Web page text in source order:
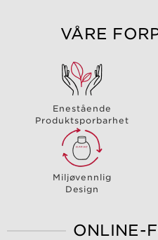
VÅRE
Enestående
Produktsporbarhet
Miljøvennlig
Design
ONLINE-